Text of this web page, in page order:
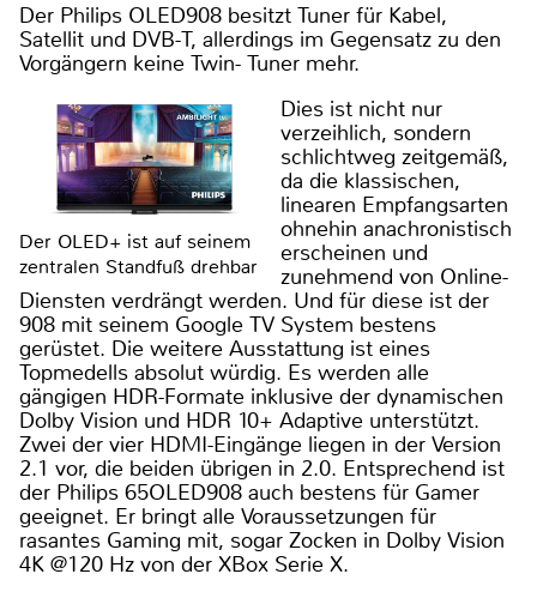
Der Philips OLED908 besitzt Tuner für Kabel,
Satellit und DVB-T, allerdings im Gegensatz zu den
Vorgängern keine Twin- Tuner mehr.
Der OLED+ ist auf seinem
zentralen Standfuß drehbar
Dies ist nicht nur
verzeihlich, sondern
schlichtweg zeitgemäß,
da die klassischen,
linearen Empfangsarten
ohnehin anachronistisch
erscheinen und
zunehmend von Online-
Diensten verdrängt werden. Und für diese ist der
908 mit seinem Google TV System bestens
gerüstet. Die weitere Ausstattung ist eines
Topmedells absolut würdig. Es werden alle
gängigen HDR-Formate inklusive der dynamischen
Dolby Vision und HDR 10+ Adaptive unterstützt.
Zwei der vier HDMI-Eingänge liegen in der Version
2.1 vor, die beiden übrigen in 2.0. Entsprechend ist
der Philips 65OLED908 auch bestens für Gamer
geeignet. Er bringt alle Voraussetzungen für
rasantes Gaming mit, sogar Zocken in Dolby Vision
4K @120 Hz von der XBox Serie X.